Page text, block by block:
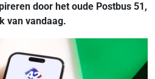
door het oude Postbus 51,
van vandaag.